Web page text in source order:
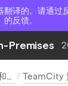
翻译的。请通过
的反馈。
Premises
TeamCity 配置和维护